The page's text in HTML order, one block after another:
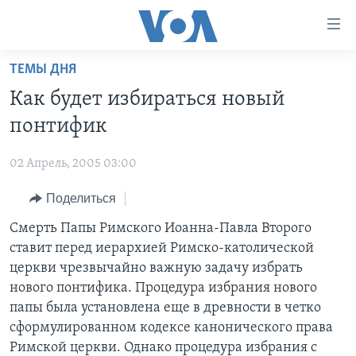
Перейти
основной
контент
навигации
Перейти
поиск
ГЛАВНОЕ
ПРОГРАММЫ
НОВОСТИ ЗА МИНУТУ
ИТОГИ
ПОЧЕМУ ЭТО ВАЖНО?
ДИСКУССИЯ VOA
ДЕТАЛИ
НЬЮ-ЙОРК NEW YORK
АМЕРИКА. БОЛЬШОЕ ПУТЕШЕСТВИЕ
ПРОЕКТЫ
УЧИМ АНГЛИЙСКИЙ
НАША АМЕРИКАНСКАЯ ИСТОРИЯ
А КАК В АМЕРИКЕ?
АРТЕФАКТЫ
АМЕРИКАНСКИЕ ГОРОДКИ
ТЕСТЫ
ЭКСПЕРТИЗА
ИНТЕРВЬЮ
ФАКТЫ ПРОТИВ ФЕЙКОВ
ЗА СВОБОДУ ПРЕССЫ
УЧИМ АНГЛИЙСКИЙ
ВИДЕО
ПОДПИСКА НА НОВОСТИ
ТЕМЫ ДНЯ
Как будет избираться новый
понтифик
02 Апрель, 2005 03:00
Поделиться
Смерть Папы Римского Иоанна-Павла Второго
ставит перед иерархией Римско-католической
церкви чрезвычайно важную задачу избрать
нового понтифика. Процедура избрания нового
папы была установлена еще в древности в четко
сформулированном кодексе канонического права
Римской церкви. Однако процедура избрания с